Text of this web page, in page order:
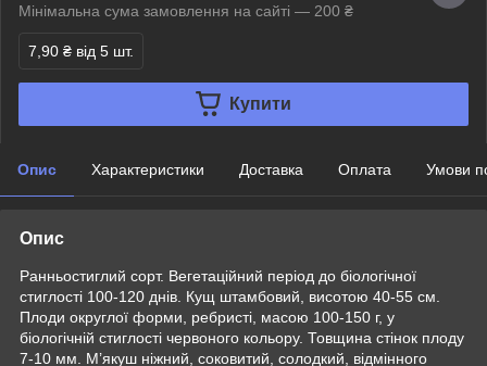
Мінімальна сума замовлення на сайті — 200 ₴
7,90 ₴ від 5 шт.
Купити
Опис Характеристики Доставка Оплата Умови
Опис
Ранньостиглий сорт. Вегетаційний період до біологічної
стиглості 100-120 днів. Кущ штамбовий, висотою 40-55 см.
Плоди округлої форми, ребристі, масою 100-150 г, у
біологічній стиглості червоного кольору. Товщина стінок плоду
7-10 мм. М’якуш ніжний, соковитий, солодкий, відмінного